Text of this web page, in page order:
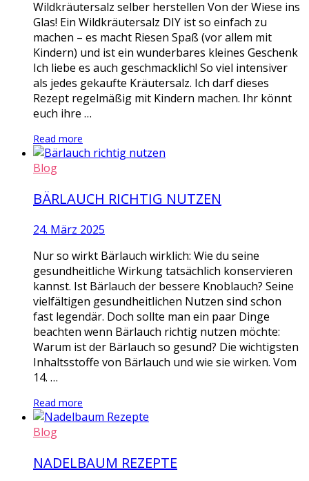
Wildkräutersalz selber herstellen Von der Wiese ins
Glas! Ein Wildkräutersalz DIY ist so einfach zu
machen – es macht Riesen Spaß (vor allem mit
Kindern) und ist ein wunderbares kleines Geschenk
Ich liebe es auch geschmacklich! So viel intensiver
als jedes gekaufte Kräutersalz. Ich darf dieses
Rezept regelmäßig mit Kindern machen. Ihr könnt
euch ihre …
Read more
Blog
BÄRLAUCH RICHTIG NUTZEN
24. März 2025
Nur so wirkt Bärlauch wirklich: Wie du seine
gesundheitliche Wirkung tatsächlich konservieren
kannst. Ist Bärlauch der bessere Knoblauch? Seine
vielfältigen gesundheitlichen Nutzen sind schon
fast legendär. Doch sollte man ein paar Dinge
beachten wenn Bärlauch richtig nutzen möchte:
Warum ist der Bärlauch so gesund? Die wichtigsten
Inhaltsstoffe von Bärlauch und wie sie wirken. Vom
14. …
Read more
Blog
NADELBAUM REZEPTE